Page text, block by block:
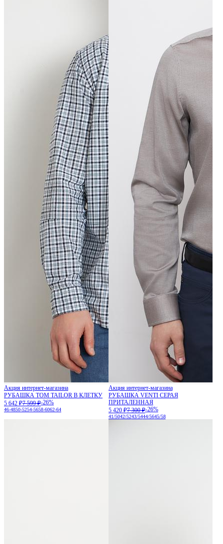
Акция интернет-магазина
РУБАШКА TOM TAILOR В КЛЕТКУ
5 642 ₽7 599 ₽-26%
46-4850-5254-5658-6062-64
Акция интернет-магазина
РУБАШКА VENTI СЕРАЯ
ПРИТАЛЕННАЯ
5 420 ₽7 300 ₽-26%
41/5042/5243/5444/5645/58